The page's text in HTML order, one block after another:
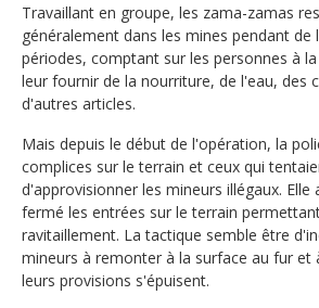
Travaillant en groupe, les zama-zamas
généralement dans les mines pendant de
périodes, comptant sur les personnes à
leur fournir de la nourriture, de l'eau, des
d'autres articles.
Mais depuis le début de l'opération, la
complices sur le terrain et ceux qui
d'approvisionner les mineurs illégaux. Elle
fermé les entrées sur le terrain
ravitaillement. La tactique semble être
mineurs à remonter à la surface au fur et
leurs provisions s'épuisent.